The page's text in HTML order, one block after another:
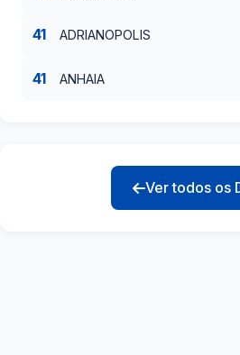
41 ADRIANOPOLIS
41 ANHAIA
Ver todos os